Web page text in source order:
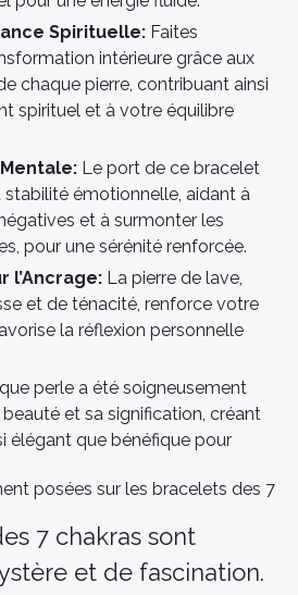
Spirituelle: Faites
intérieure grâce aux
chaque pierre, contribuant ainsi
spirituel et à votre équilibre
Le port de ce bracelet
émotionnelle, aidant à
et à surmonter les
pour une sérénité renforcée.
l’Ancrage: La pierre de lave,
et de ténacité, renforce votre
la réflexion personnelle
perle a été soigneusement
et sa signification, créant
élégant que bénéfique pour
posées sur les bracelets des 7
7 chakras sont
et de fascination.